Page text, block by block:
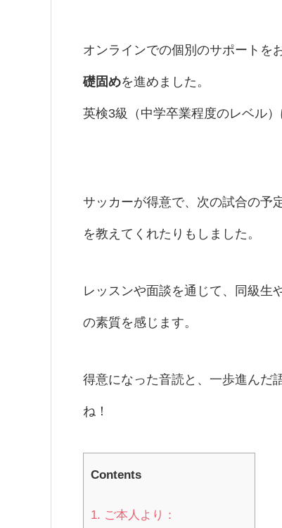
オンラインでの個別のサポートを
礎固めを進めました。
英検3級（中学卒業程度のレベル）
サッカーが得意で、次の試合の予
を教えてくれたりもしました。
レッスンや面談を通じて、同級生
の素質を感じます。
得意になった音読と、一歩進んだ
ね！
Contents
1. ご本人より：